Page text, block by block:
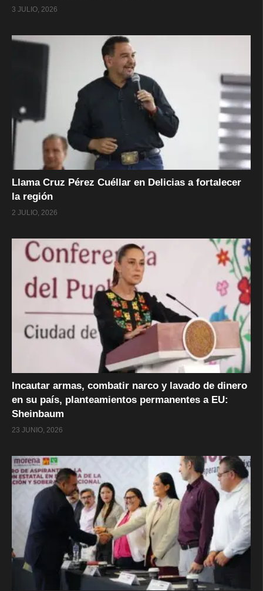
3 JULIO, 2026
Llama Cruz Pérez Cuéllar en Delicias a fortalecer
la región
2 JULIO, 2026
Incautar armas, combatir narco y lavado de dinero
en su país, planteamientos permanentes a EU:
Sheinbaum
23 JUNIO, 2026